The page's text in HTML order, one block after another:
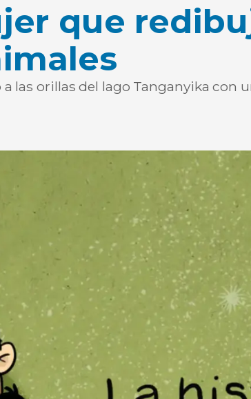
que
las orillas del lago Tanganyika con